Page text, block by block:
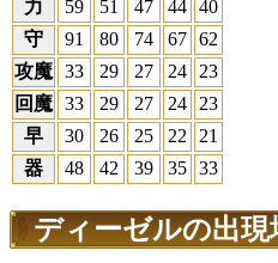
力
59 51 47 44 40
守
91 80 74 67 62
攻魔 33 29 27 24
23
回魔 33 29 27 24
23
早
30 26 25 22
21
器
48 42 39 35 33
ディーゼルの出